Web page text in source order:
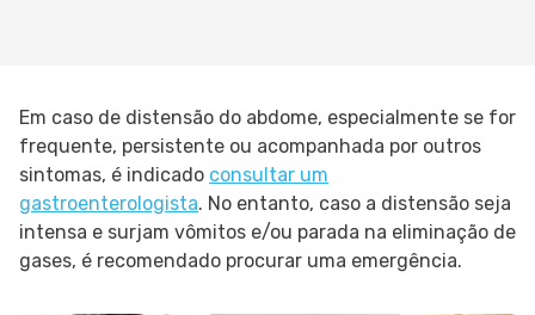
Em caso de distensão do abdome, especialmente se for
frequente, persistente ou acompanhada por outros
sintomas, é indicado consultar um
gastroenterologista. No entanto, caso a distensão seja
intensa e surjam vômitos e/ou parada na eliminação de
gases, é recomendado procurar uma emergência.